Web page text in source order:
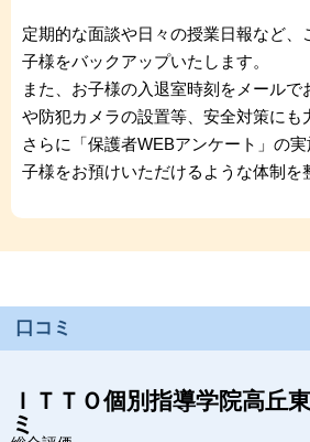
定期的な面談や日々の授業日報など、
子様をバックアップいたします。
また、お子様の入退室時刻をメールで
や防犯カメラの設置等、安全対策にも
さらに「保護者WEBアンケート」の
子様をお預けいただけるような体制を
口コミ
ＩＴＴＯ個別指導学院高丘
ミ